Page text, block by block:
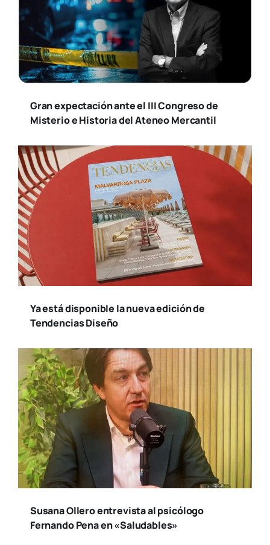
Gran expectación ante el III Congreso de
Misterio e Historia del Ateneo Mercantil
Ya está disponible la nueva edición de
Tendencias Diseño
Susana Ollero entrevista al psicólogo
Fernando Pena en «Saludables»